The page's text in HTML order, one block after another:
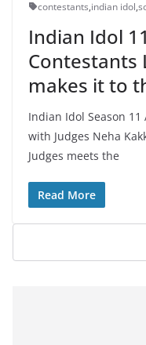
contestants,indian idol,
Indian Idol
Contestants
makes it to
Indian Idol Season
with Judges Neha
Judges meets the
Read More